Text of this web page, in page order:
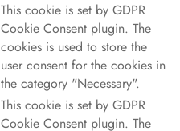
This cookie is set by GDPR
Cookie Consent plugin. The
cookies is used to store the
user consent for the cookies in
the category "Necessary".
This cookie is set by GDPR
Cookie Consent plugin. The